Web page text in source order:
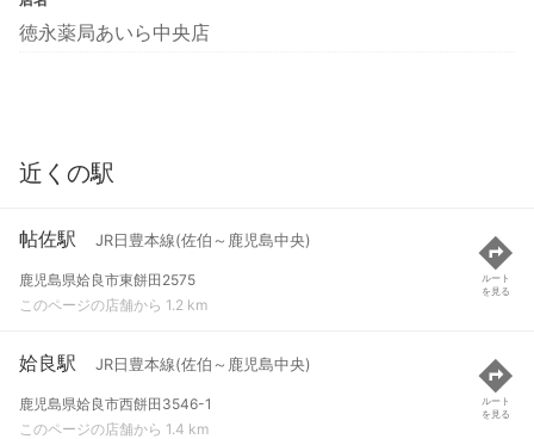
徳永薬局あいら中央店
近くの駅
帖佐駅 JR日豊本線(佐伯～鹿児島中央)
鹿児島県姶良市東餅田2575
このページの店舗から 1.2 km
ルート
を見る
姶良駅 JR日豊本線(佐伯～鹿児島中央)
鹿児島県姶良市西餅田3546-1
このページの店舗から 1.4 km
ルート
を見る